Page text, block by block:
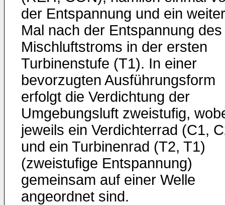
der Entspannung und ein
Mal nach der Entspannung des
Mischluftstroms in der ersten
Turbinenstufe (T1). In einer
bevorzugten Ausführungsform
erfolgt die Verdichtung der
Umgebungsluft zweistufig,
jeweils ein Verdichterrad (C1,
und ein Turbinenrad (T2, T1)
(zweistufige Entspannung)
gemeinsam auf einer Welle
angeordnet sind.